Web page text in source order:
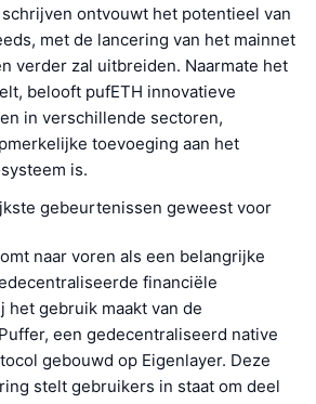
ontvouwt het potentieel van
met de lancering van het mainnet
verder zal uitbreiden. Naarmate het
belooft pufETH innovatieve
in verschillende sectoren,
toevoeging aan het
is.
gebeurtenissen geweest voor
naar voren als een belangrijke
financiële
het gebruik maakt van de
een gedecentraliseerd native
gebouwd op Eigenlayer. Deze
stelt gebruikers in staat om deel